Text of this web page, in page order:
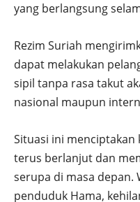
yang berlangsung
Rezim Suriah
dapat melakukan
sipil tanpa rasa takut
nasional maupun
Situasi ini menciptakan
terus berlanjut dan
serupa di masa depan.
penduduk Hama,